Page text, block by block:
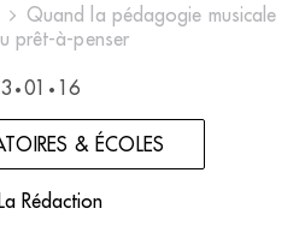
Quand la pédagogie musicale
prêt-à-penser
• 01 • 16
& ÉCOLES
Rédaction